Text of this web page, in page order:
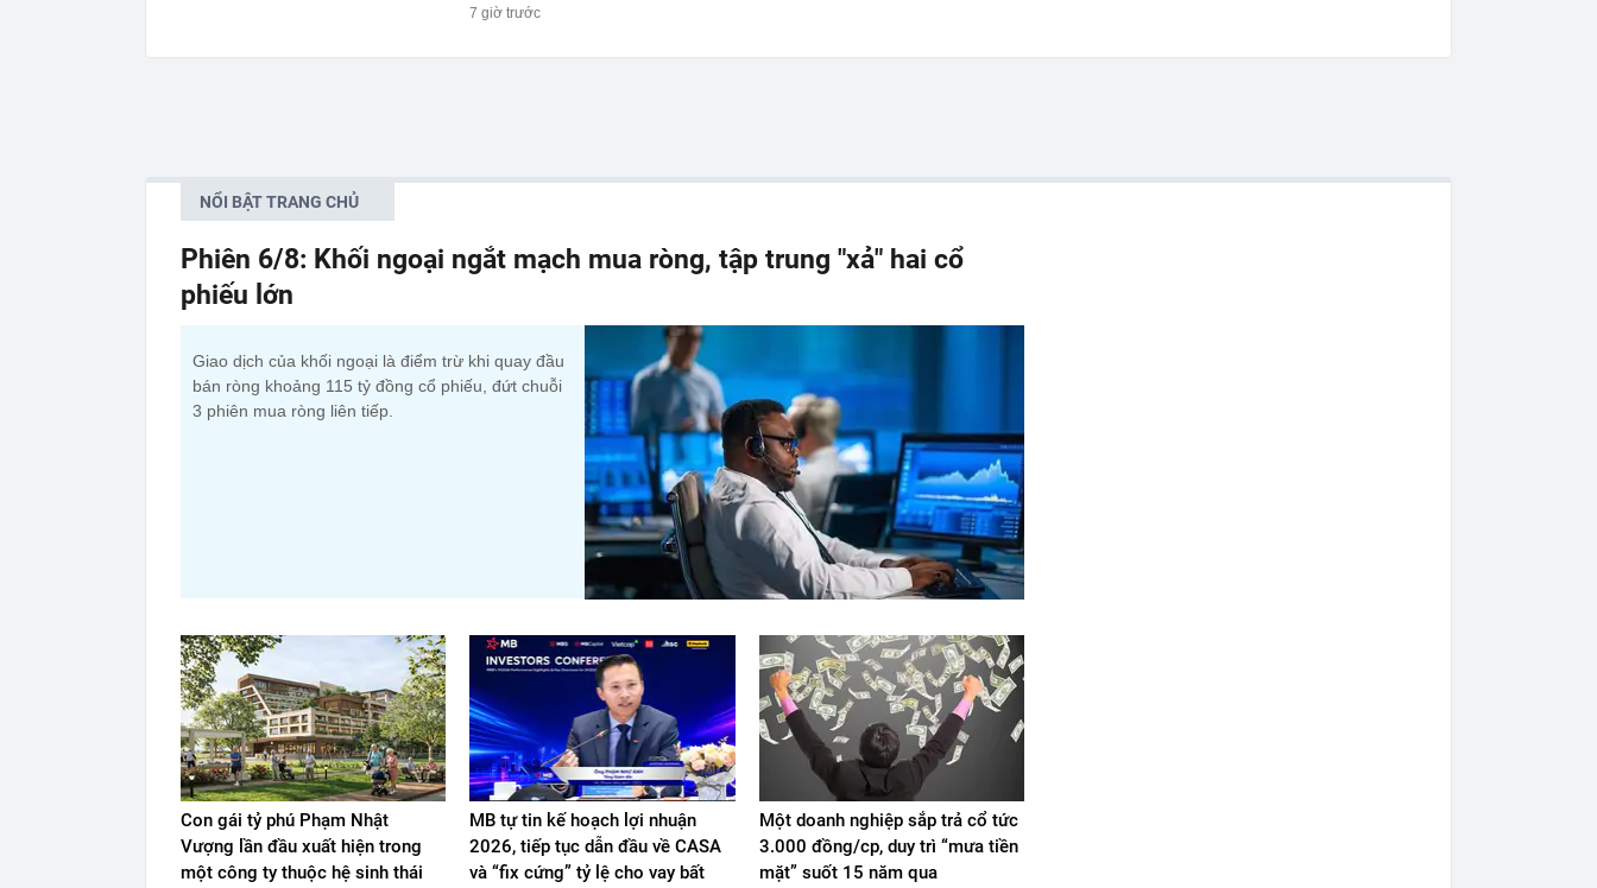
7 giờ trước
NỔI BẬT TRANG CHỦ
Phiên 6/8: Khối ngoại ngắt mạch mua ròng, tập trung "xả" hai cổ
phiếu lớn
Giao dịch của khối ngoại là điểm trừ khi quay đầu
bán ròng khoảng 115 tỷ đồng cổ phiếu, đứt chuỗi
3 phiên mua ròng liên tiếp.
Con gái tỷ phú Phạm Nhật
Vượng lần đầu xuất hiện trong
một công ty thuộc hệ sinh thái
MB tự tin kế hoạch lợi nhuận
2026, tiếp tục dẫn đầu về CASA
và “fix cứng” tỷ lệ cho vay bất
Một doanh nghiệp sắp trả cổ tức
3.000 đồng/cp, duy trì “mưa tiền
mặt” suốt 15 năm qua